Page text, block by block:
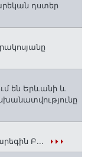
դստեր
են Երևանի և
Բ...